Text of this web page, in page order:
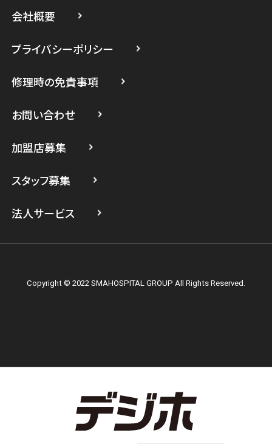
スマホスピタル たまプラーザ駅前
スマホスピタル 登戸・向ヶ丘遊園
スマホスピタル 武蔵小杉
スマホスピタル テルル上大岡
会社概要
プライバシーポリシー
修理時の免責事項
お問い合わせ
加盟店募集
スタッフ募集
法人サービス
Copyright © 2022 SMAHOSPITAL GROUP All Rights Reserved.